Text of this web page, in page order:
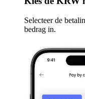
Selecteer de
bedrag in.